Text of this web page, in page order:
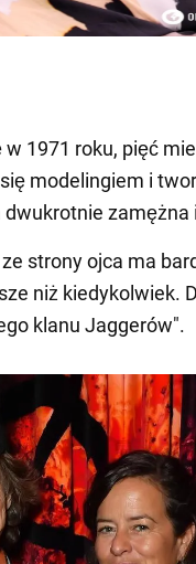
1971 roku, pięć
modelingiem i
strony ojca ma
niż kiedykolwiek.
klanu Jaggerów".